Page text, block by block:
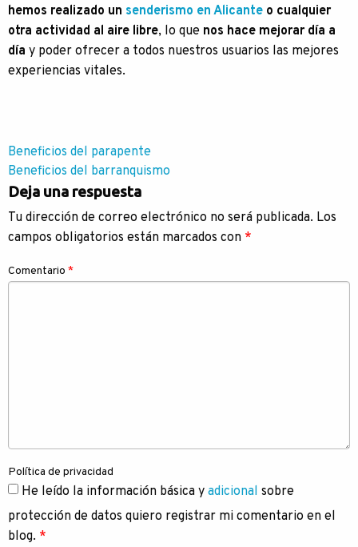
hemos realizado un senderismo en Alicante o cualquier
otra actividad al aire libre, lo que nos hace mejorar día a
día y poder ofrecer a todos nuestros usuarios las mejores
experiencias vitales.
Navegación
de
entradas
Beneficios del parapente
Beneficios del barranquismo
Deja una respuesta
Tu dirección de correo electrónico no será publicada. Los
campos obligatorios están marcados con *
Comentario *
Política de privacidad
He leído la información básica y adicional sobre
protección de datos quiero registrar mi comentario en el
blog. *